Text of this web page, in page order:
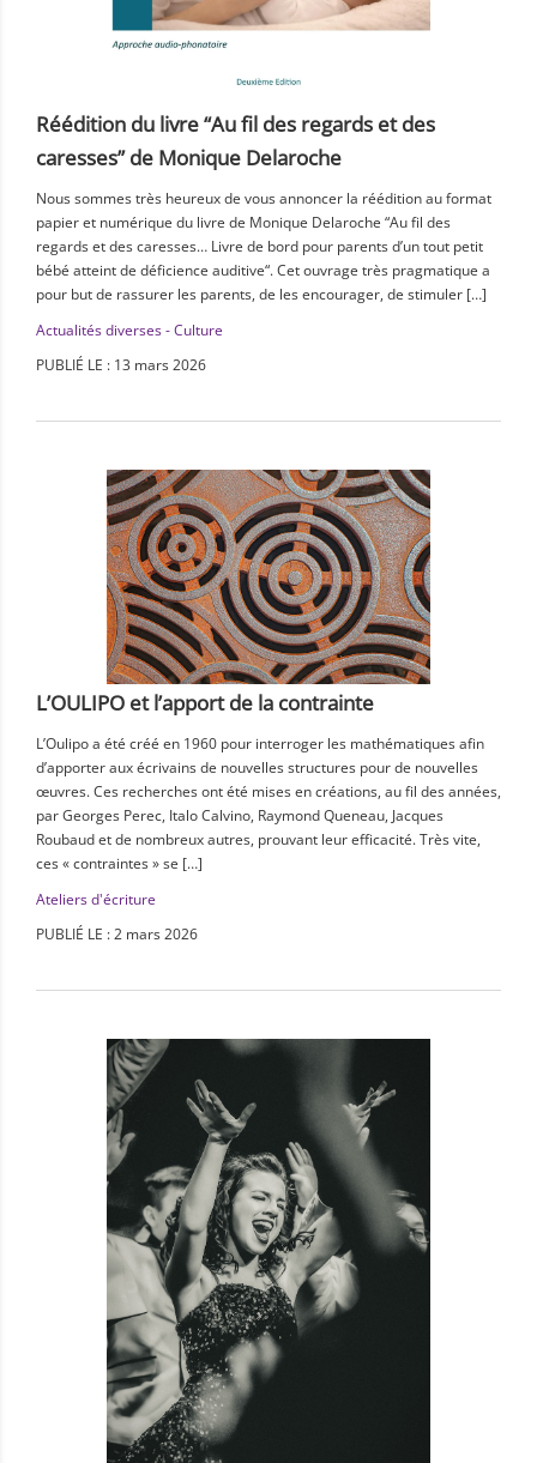
Réédition du livre “Au fil des regards et des
caresses” de Monique Delaroche
Nous sommes très heureux de vous annoncer la réédition au format
papier et numérique du livre de Monique Delaroche “Au fil des
regards et des caresses… Livre de bord pour parents d’un tout petit
bébé atteint de déficience auditive“. Cet ouvrage très pragmatique a
pour but de rassurer les parents, de les encourager, de stimuler […]
Actualités diverses - Culture
PUBLIÉ LE : 13 mars 2026
L’OULIPO et l’apport de la contrainte
L’Oulipo a été créé en 1960 pour interroger les mathématiques afin
d’apporter aux écrivains de nouvelles structures pour de nouvelles
œuvres. Ces recherches ont été mises en créations, au fil des années,
par Georges Perec, Italo Calvino, Raymond Queneau, Jacques
Roubaud et de nombreux autres, prouvant leur efficacité. Très vite,
ces « contraintes » se […]
Ateliers d'écriture
PUBLIÉ LE : 2 mars 2026